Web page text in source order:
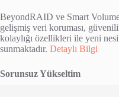
BeyondRAID ve Smart
gelişmiş veri koruması,
kolaylığı özellikleri ile yeni
sunmaktadır. Detaylı Bilgi
Sorunsuz Yükseltim